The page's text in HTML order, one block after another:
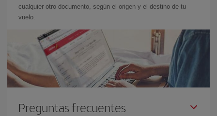
cualquier otro documento, según el origen y el destino de tu
vuelo.
Preguntas frecuentes